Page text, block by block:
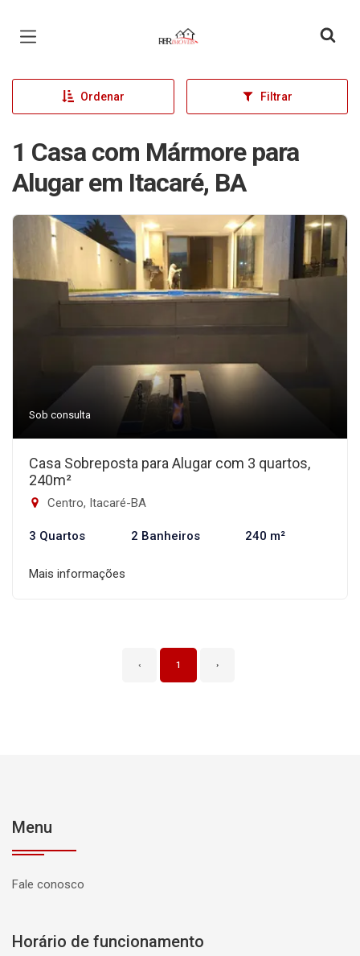
Página inicial
Ordenar Filtrar
1 Casa com Mármore para
Alugar em Itacaré, BA
Sob consulta
Casa Sobreposta para Alugar com 3 quartos,
240m²
Centro, Itacaré-BA
3 Quartos 2 Banheiros 240 m²
Mais informações
‹ 1 ›
Menu
Fale conosco
Horário de funcionamento